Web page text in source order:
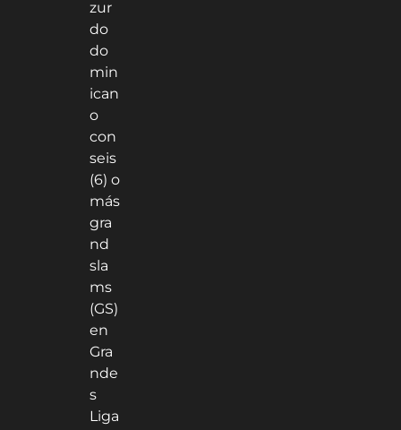
zur
do
do
min
ican
o
con
seis
(6) o
más
gra
nd
sla
ms
(GS)
en
Gra
nde
s
Liga